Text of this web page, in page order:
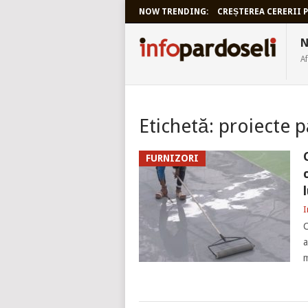
NOW TRENDING: CREȘTEREA CERERII
Etichetă: proiecte
FURNIZORI